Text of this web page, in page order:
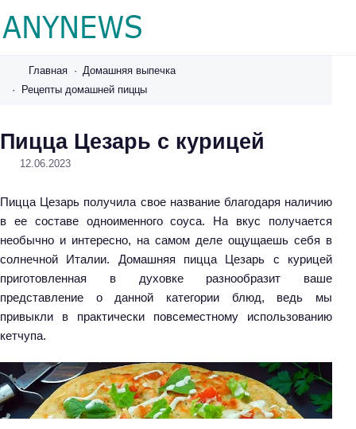
w
r
u
Главная
Домашняя выпечка
Рецепты домашней пиццы
Пицца Цезарь с курицей
12.06.2023
Пицца Цезарь получила свое название благодаря наличию
в ее составе одноименного соуса. На вкус получается
необычно и интересно, на самом деле ощущаешь себя в
солнечной Италии. Домашняя пицца Цезарь с курицей
приготовленная в духовке разнообразит ваше
представление о данной категории блюд, ведь мы
привыкли в практически повсеместному использованию
кетчупа.